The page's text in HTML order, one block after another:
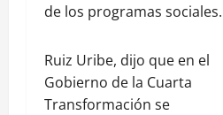
de los programas sociales.
Ruiz Uribe, dijo que en el
Gobierno de la Cuarta
Transformación se